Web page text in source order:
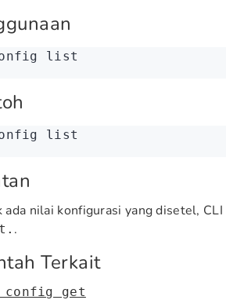
list
list
ada nilai konfigurasi yang disetel,
.
Terkait
config get